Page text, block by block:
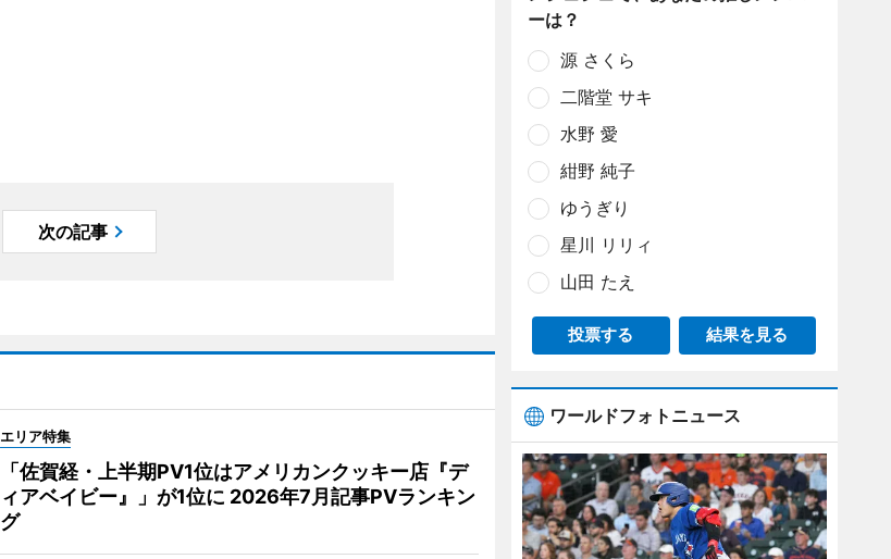
次の記事
エリア特集
「佐賀経・上半期PV1位はアメリカンクッキー店『デ
ィアベイビー』」が1位に 2026年7月記事PVランキン
グ
ーは？
源 さくら
二階堂 サキ
水野 愛
紺野 純子
ゆうぎり
星川 リリィ
山田 たえ
投票する 結果を見る
ワールドフォトニュース